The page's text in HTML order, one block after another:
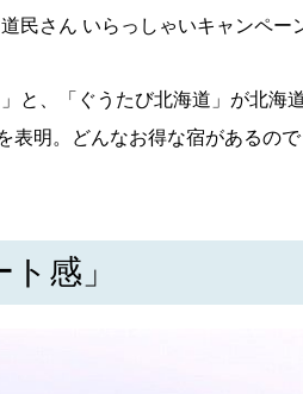
民さん いらっしゃいキャンペー
と、「ぐうたび北海道」が北
表明。どんなお得な宿があるので
感」